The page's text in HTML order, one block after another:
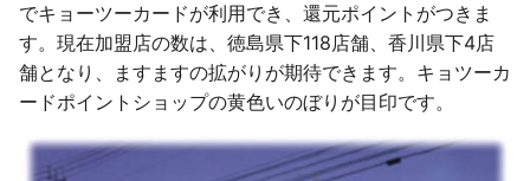
でキョーツーカードが利用でき、還元ポイントがつきま
す。現在加盟店の数は、徳島県下118店舗、香川県下4店
舗となり、ますますの拡がりが期待できます。キョツーカ
ードポイントショップの黄色いのぼりが目印です。